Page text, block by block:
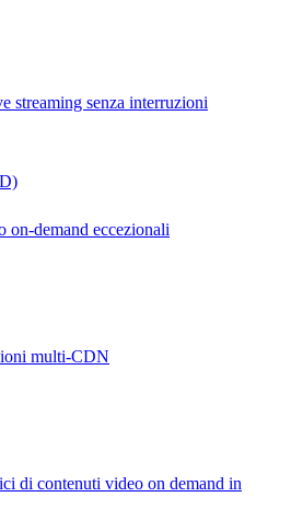
streaming senza interruzioni
on-demand eccezionali
multi-CDN
di contenuti video on demand in